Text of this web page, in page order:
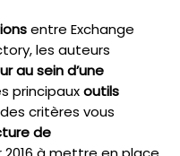
entre Exchange
les auteurs
au sein d’une
principauxoutils
critères vous
de